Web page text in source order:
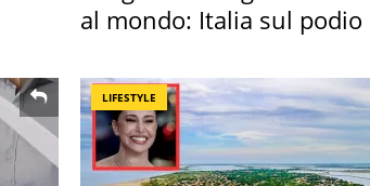
al mondo: Italia sul podio
LIFESTYLE